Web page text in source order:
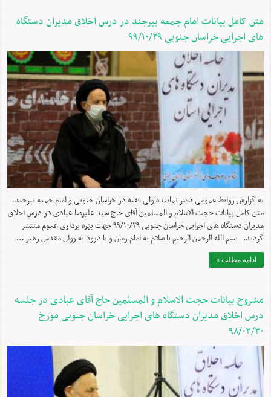
متن کامل بیانات امام جمعه بیرجند در درس اخلاق مدیران دستگاه
های اجرایی خراسان جنوبی ۹۹/۱۰/۲۹
به گزارش روابط عمومی دفتر نماینده ولی فقیه در خراسان جنوبی و امام جمعه بیرجند،
متن کامل بیانات حجت الاسلام و المسلمین آقای حاج سید علیرضا عبادی در درس اخلاق
مدیران دستگاه های اجرایی خراسان جنوبی ۹۹/۱۰/۲۹ جهت بهره برداری عموم منتشر
گردید. بسم الله الرحمن الرحیم با سلام به امام زمان و با درود به روان مقدس رهبر …
ادامه مطلب »
مشروح بیانات حجت الاسلام و المسلمین حاج آقای عبادی در جلسه
درس اخلاق مدیران دستگاه های اجرایی خراسان جنوبی مورخ
۹۸/۰۳/۳۰